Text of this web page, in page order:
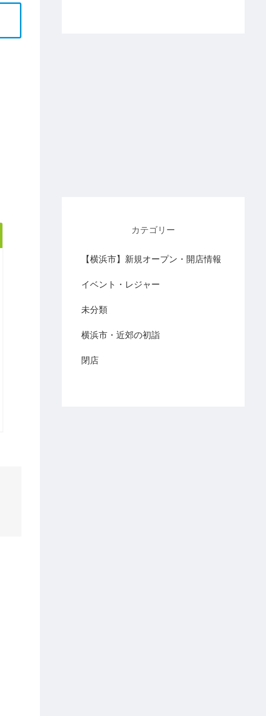
カテゴリー
【横浜市】新規オープン・開店情報
イベント・レジャー
未分類
横浜市・近郊の初詣
閉店